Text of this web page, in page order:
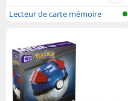
Lecteur de carte mémoire